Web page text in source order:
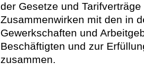
der Gesetze und
Zusammenwirken mit den in
Gewerkschaften und
Beschäftigten und zur
zusammen.